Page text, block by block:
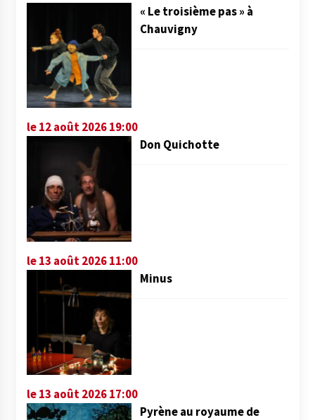
« Le troisième pas » à
Chauvigny
le 12 août 2026 19:00
Don Quichotte
le 13 août 2026 11:00
Minus
le 13 août 2026 17:00
Pyrène au royaume de